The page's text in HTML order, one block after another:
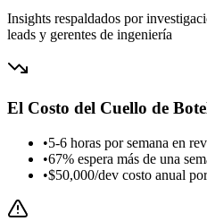
Insights respaldados por
leads y gerentes de ingeniería
El Costo del Cuello de
•5-6 horas por semana en
•67% espera más de una
•$50,000/dev costo anual